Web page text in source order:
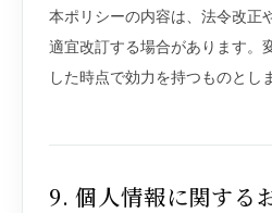
本ポリシーの内容は、法令改正
適宜改訂する場合があります。
した時点で効力を持つものとし
9. 個人情報に関する